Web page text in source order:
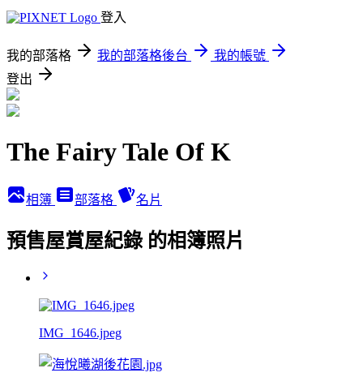
登入
我的部落格 我的部落格後台
我的帳號
登出
The Fairy Tale Of K
相簿 部落格 名片
預售屋賞屋紀錄 的相簿照片
IMG_1646.jpeg